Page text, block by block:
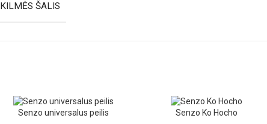
KILMĖS ŠALIS
Senzo universalus peilis Senzo Ko Hocho